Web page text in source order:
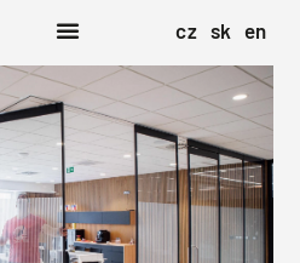
cz sk en